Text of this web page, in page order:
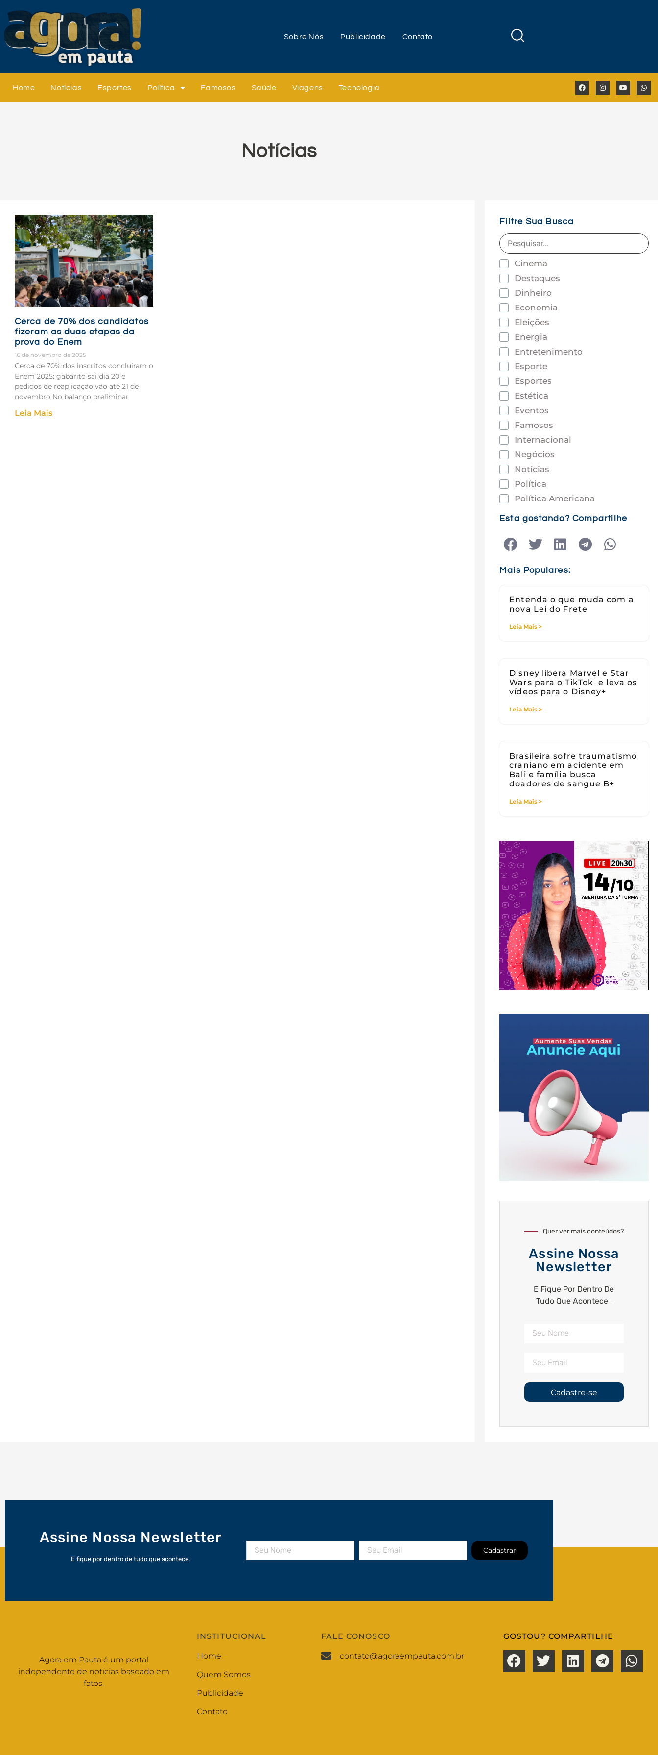
Sobre Nós Publicidade Contato
Home Notícias Esportes Política Famosos Saúde Viagens Tecnologia
Notícias
Cerca de 70% dos candidatos
fizeram as duas etapas da
prova do Enem
16 de novembro de 2025
Cerca de 70% dos inscritos concluíram o
Enem 2025; gabarito sai dia 20 e
pedidos de reaplicação vão até 21 de
novembro No balanço preliminar
Leia Mais
Filtre Sua Busca
Cinema
Destaques
Dinheiro
Economia
Eleições
Energia
Entretenimento
Esporte
Esportes
Estética
Eventos
Famosos
Internacional
Negócios
Notícias
Política
Política Americana
Saúde
Tecnologia
Viagens
Esta gostando? Compartilhe
Mais Populares:
Entenda o que muda com a
nova Lei do Frete
Leia Mais >
Disney libera Marvel e Star
Wars para o TikTok e leva os
vídeos para o Disney+
Leia Mais >
Brasileira sofre traumatismo
craniano em acidente em
Bali e família busca
doadores de sangue B+
Leia Mais >
Quer ver mais conteúdos?
Assine Nossa
Newsletter
E Fique Por Dentro De
Tudo Que Acontece .
Cadastre-se
Assine Nossa Newsletter
E fique por dentro de tudo que acontece.
Cadastrar
Agora em Pauta é um portal
independente de notícias baseado em
fatos.
INSTITUCIONAL
Home
Quem Somos
Publicidade
Contato
FALE CONOSCO
contato@agoraempauta.com.br
GOSTOU? COMPARTILHE